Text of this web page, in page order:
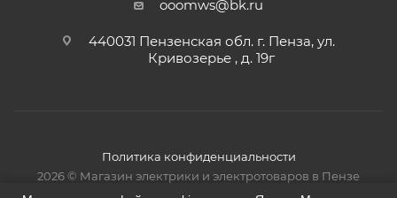
ooomws@bk.ru
440031 Пензенская обл. г. Пенза, ул.
Кривозерье , д. 19г
Политика конфиденциальности
2026 © Магазин электрики и электротоваров в Пензе